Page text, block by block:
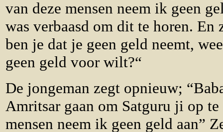
van deze mensen neem ik geen
was verbaasd om dit te horen. En
ben je dat je geen geld neemt,
geen geld voor wilt?“
De jongeman zegt opnieuw;
Amritsar gaan om Satguru ji op te
mensen neem ik geen geld aan”